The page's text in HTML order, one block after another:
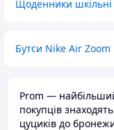
Щоденники шкільні
Бутси Nike Air Zoom
Prom —
покупців
цуциків до